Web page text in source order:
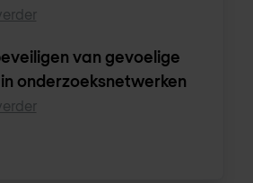
van gevoelige
onderzoeksnetwerken